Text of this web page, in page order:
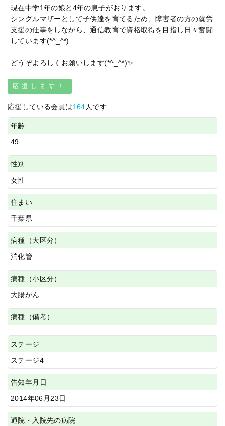
現在中学1年の娘と4年の息子がおります。
シングルマザーとして子供達を育てるため、障害者の方の就労
支援の仕事をしながら、通信教育で資格取得を目指し日々奮闘
しています(*^_^*)
どうぞよろしくお願いします(*^_^*)✨
応援します！
応援している会員は164 人です
年齢
49
性別
女性
住まい
千葉県
病種（大区分）
消化管
病種（小区分）
大腸がん
病種（備考）
ステージ
ステージ4
告知年月日
2014年06月23日
通院・入院先の病院